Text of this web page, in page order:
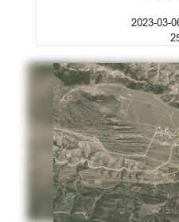
2023-03-